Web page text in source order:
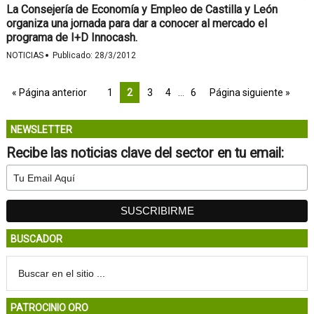
La Consejería de Economía y Empleo de Castilla y León
organiza una jornada para dar a conocer al mercado el
programa de I+D Innocash.
NOTICIAS · Publicado: 28/3/2012
« Página anterior 1 2 3 4 6 Página siguiente »
NEWSLETTER
Recibe las noticias clave del sector en tu email:
BUSCADOR
PATROCINIO ORO